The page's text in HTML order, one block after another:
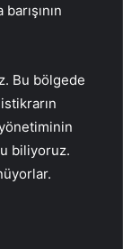
Bu bölgede
biliyoruz.